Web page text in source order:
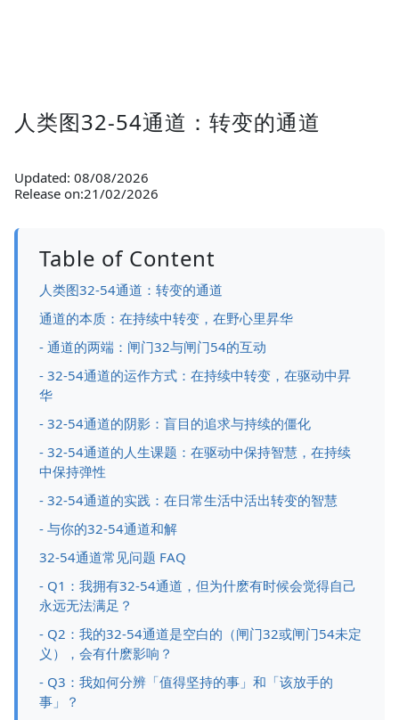
人类图32-54通道：转变的通道
Updated: 08/08/2026
Release on:21/02/2026
Table of Content
人类图32-54通道：转变的通道
通道的本质：在持续中转变，在野心里昇华
- 通道的两端：闸门32与闸门54的互动
- 32-54通道的运作方式：在持续中转变，在驱动中昇
华
- 32-54通道的阴影：盲目的追求与持续的僵化
- 32-54通道的人生课题：在驱动中保持智慧，在持续
中保持弹性
- 32-54通道的实践：在日常生活中活出转变的智慧
- 与你的32-54通道和解
32-54通道常见问题 FAQ
- Q1：我拥有32-54通道，但为什麽有时候会觉得自己
永远无法满足？
- Q2：我的32-54通道是空白的（闸门32或闸门54未定
义），会有什麽影响？
- Q3：我如何分辨「值得坚持的事」和「该放手的
事」？